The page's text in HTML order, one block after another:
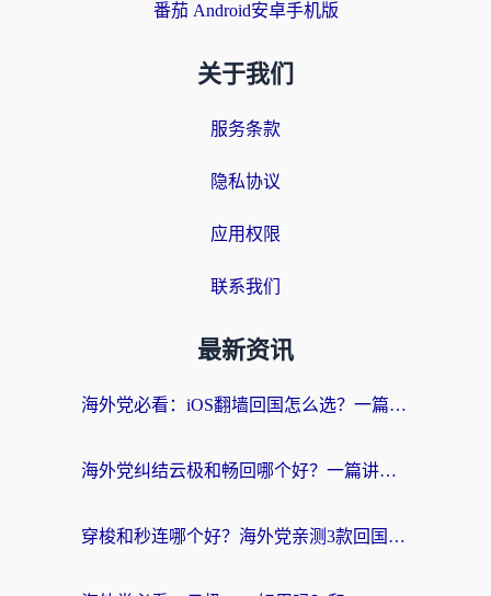
番茄 Android安卓手机版
关于我们
服务条款
隐私协议
应用权限
联系我们
最新资讯
海外党必看：iOS翻墙回国怎么选？一篇搞定无缝访问国内资源
海外党纠结云极和畅回哪个好？一篇讲透回国加速器怎么选（附避坑指南）
穿梭和秒连哪个好？海外党亲测3款回国加速器，教你在国外正常浏览国内网站